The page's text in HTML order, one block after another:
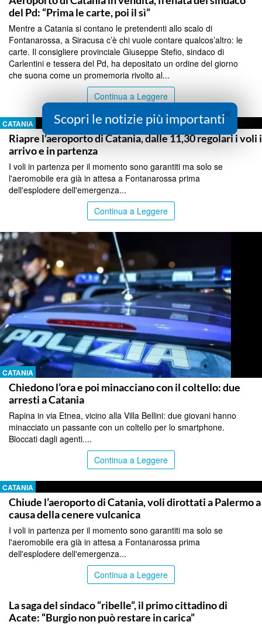
del Pd: “Prima le carte, poi il sì”
Mentre a Catania si contano le pretendenti allo scalo di
Fontanarossa, a Siracusa c’è chi vuole contare qualcos’altro: le
carte. Il consigliere provinciale Giuseppe Stefio, sindaco di
Carlentini e tessera del Pd, ha depositato un ordine del giorno
che suona come un promemoria rivolto al...
Continua a Leggere
CATANIA
Riapre l’aeroporto di Catania, dalle 11,30 regolari i voli
arrivo e in partenza
I voli in partenza per il momento sono garantiti ma solo se
l'aeromobile era già in attesa a Fontanarossa prima
dell'esplodere dell'emergenza...
Continua a Leggere
CATANIA
Chiedono l’ora e poi minacciano con il coltello: due
arresti a Catania
Rapina in via Etnea, vicino alla Villa Bellini: due giovani hanno
minacciato un passante con un coltello per lo smartphone.
Bloccati dagli agenti....
Continua a Leggere
CATANIA
Chiude l’aeroporto di Catania, voli dirottati a Palermo a
causa della cenere vulcanica
I voli in partenza per il momento sono garantiti ma solo se
l'aeromobile era già in attesa a Fontanarossa prima
dell'esplodere dell'emergenza...
Continua a Leggere
La saga del sindaco “ribelle”, il primo cittadino di
Acate: “Burgio non può restare in carica”
×
Scopri le notizie più importanti